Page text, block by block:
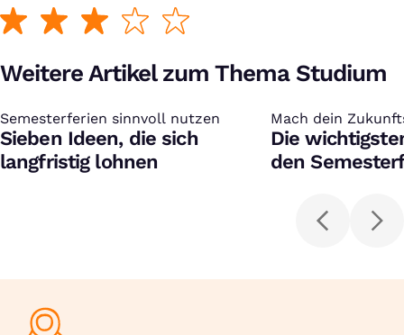
Weitere Artikel zum Thema Studium
Semesterferien sinnvoll nutzen
:
Sieben Ideen, die sich
langfristig lohnen
Mach dein
:
Die
den